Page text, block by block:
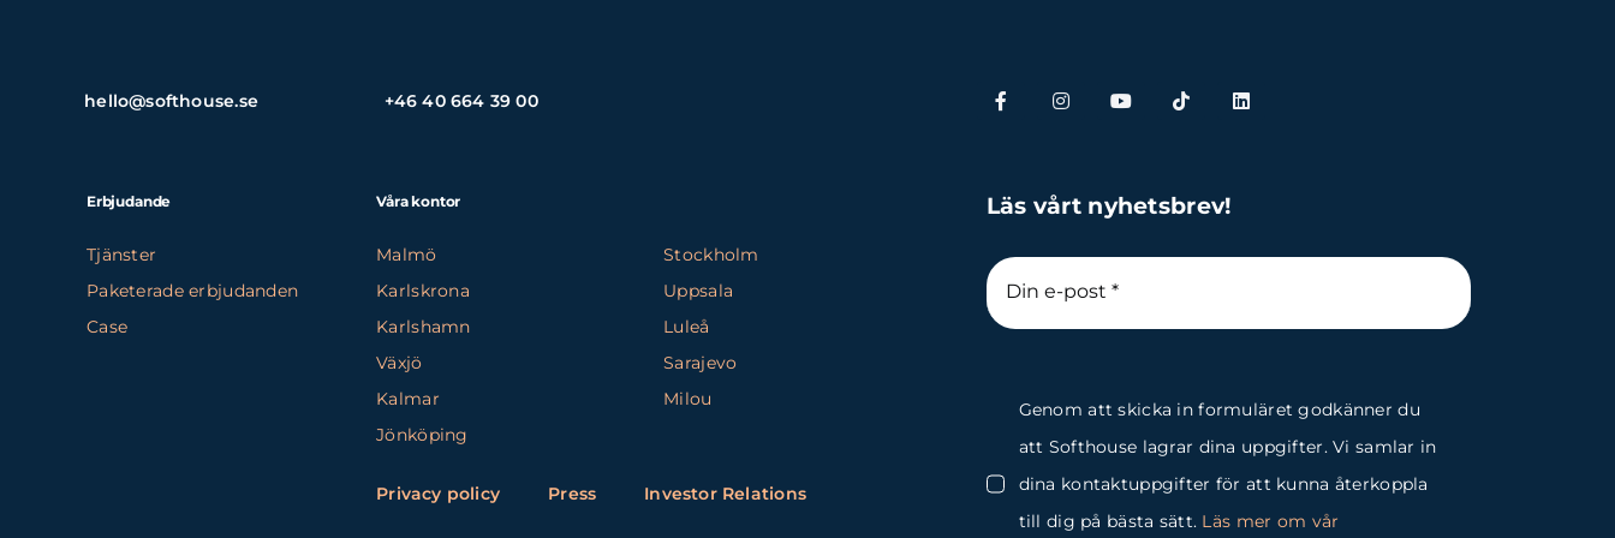
hello@softhouse.se +46 40 664 39 00
Erbjudande
Tjänster
Paketerade erbjudanden
Case
Våra kontor
Malmö
Karlskrona
Karlshamn
Växjö
Kalmar
Jönköping
Stockholm
Uppsala
Luleå
Sarajevo
Milou
Privacy policy Press Investor Relations
Läs vårt nyhetsbrev!
Genom att skicka in formuläret godkänner du
att Softhouse lagrar dina uppgifter. Vi samlar in
dina kontaktuppgifter för att kunna återkoppla
till dig på bästa sätt. Läs mer om vår